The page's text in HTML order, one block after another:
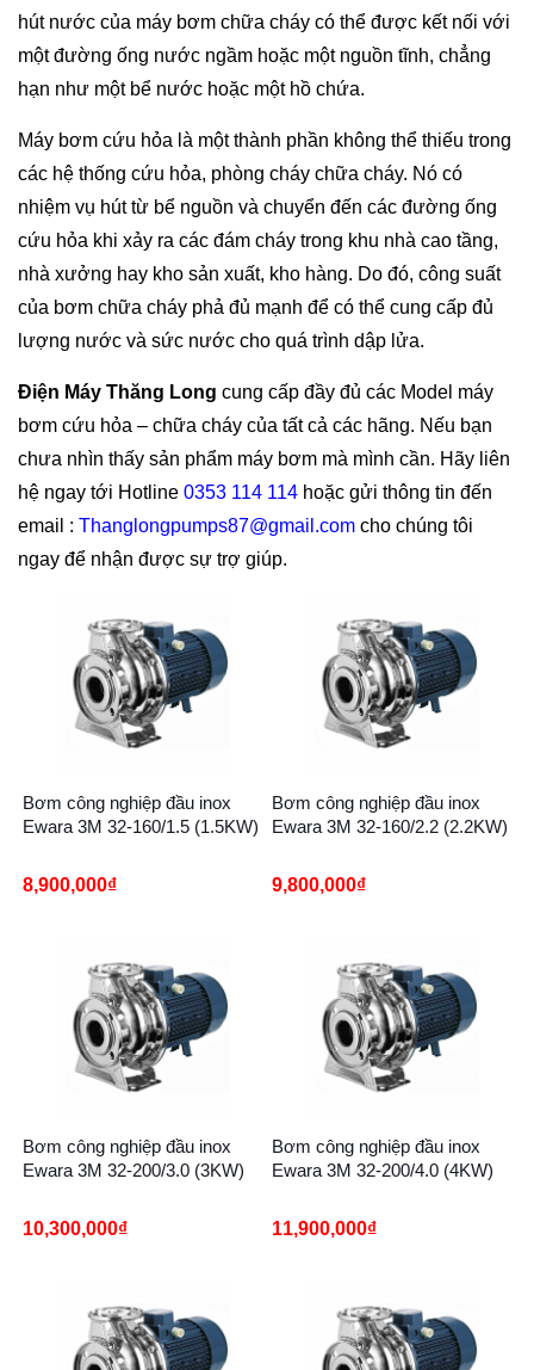
hút nước của máy bơm chữa cháy có thể được kết nối với
một đường ống nước ngầm hoặc một nguồn tĩnh, chẳng
hạn như một bể nước hoặc một hồ chứa.
Máy bơm cứu hỏa là một thành phần không thể thiếu trong
các hệ thống cứu hỏa, phòng cháy chữa cháy. Nó có
nhiệm vụ hút từ bể nguồn và chuyển đến các đường ống
cứu hỏa khi xảy ra các đám cháy trong khu nhà cao tầng,
nhà xưởng hay kho sản xuất, kho hàng. Do đó, công suất
của bơm chữa cháy phả đủ mạnh để có thể cung cấp đủ
lượng nước và sức nước cho quá trình dập lửa.
Điện Máy Thăng Long cung cấp đầy đủ các Model máy
bơm cứu hỏa – chữa cháy của tất cả các hãng. Nếu bạn
chưa nhìn thấy sản phẩm máy bơm mà mình cần. Hãy liên
hệ ngay tới Hotline 0353 114 114 hoặc gửi thông tin đến
email : Thanglongpumps87@gmail.com cho chúng tôi
ngay để nhận được sự trợ giúp.
Bơm công nghiệp đầu inox
Ewara 3M 32-160/1.5 (1.5KW)
8,900,000₫
Bơm công nghiệp đầu inox
Ewara 3M 32-160/2.2 (2.2KW)
9,800,000₫
Bơm công nghiệp đầu inox
Ewara 3M 32-200/3.0 (3KW)
10,300,000₫
Bơm công nghiệp đầu inox
Ewara 3M 32-200/4.0 (4KW)
11,900,000₫